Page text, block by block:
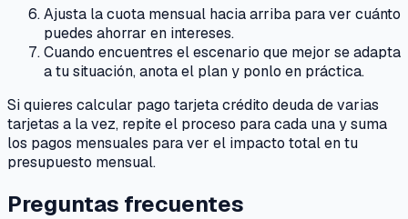
Ajusta la cuota mensual hacia arriba para ver cuánto
puedes ahorrar en intereses.
Cuando encuentres el escenario que mejor se adapta
a tu situación, anota el plan y ponlo en práctica.
Si quieres calcular pago tarjeta crédito deuda de varias
tarjetas a la vez, repite el proceso para cada una y suma
los pagos mensuales para ver el impacto total en tu
presupuesto mensual.
Preguntas frecuentes